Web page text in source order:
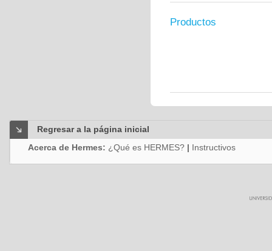
Productos
Regresar a la página inicial
Acerca de Hermes: ¿Qué es HERMES? | Instructivos